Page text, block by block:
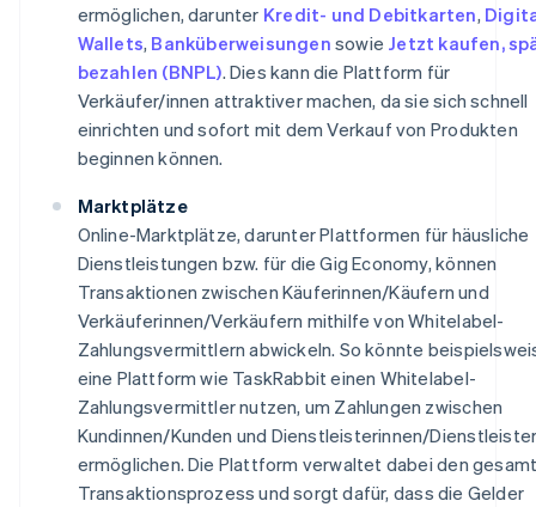
ermöglichen, darunter Kredit- und Debitkarten,
Wallets, Banküberweisungen sowie Jetzt kaufen,
bezahlen (BNPL). Dies kann die Plattform für
Verkäufer/innen attraktiver machen, da sie sich schnell
einrichten und sofort mit dem Verkauf von Produkten
beginnen können.
Marktplätze
Online-Marktplätze, darunter Plattformen für häusliche
Dienstleistungen bzw. für die Gig Economy, können
Transaktionen zwischen Käuferinnen/Käufern und
Verkäuferinnen/Verkäufern mithilfe von Whitelabel-
Zahlungsvermittlern abwickeln. So könnte
eine Plattform wie TaskRabbit einen Whitelabel-
Zahlungsvermittler nutzen, um Zahlungen zwischen
Kundinnen/Kunden und Dienstleisterinnen/
ermöglichen. Die Plattform verwaltet dabei den
Transaktionsprozess und sorgt dafür, dass die Gelder